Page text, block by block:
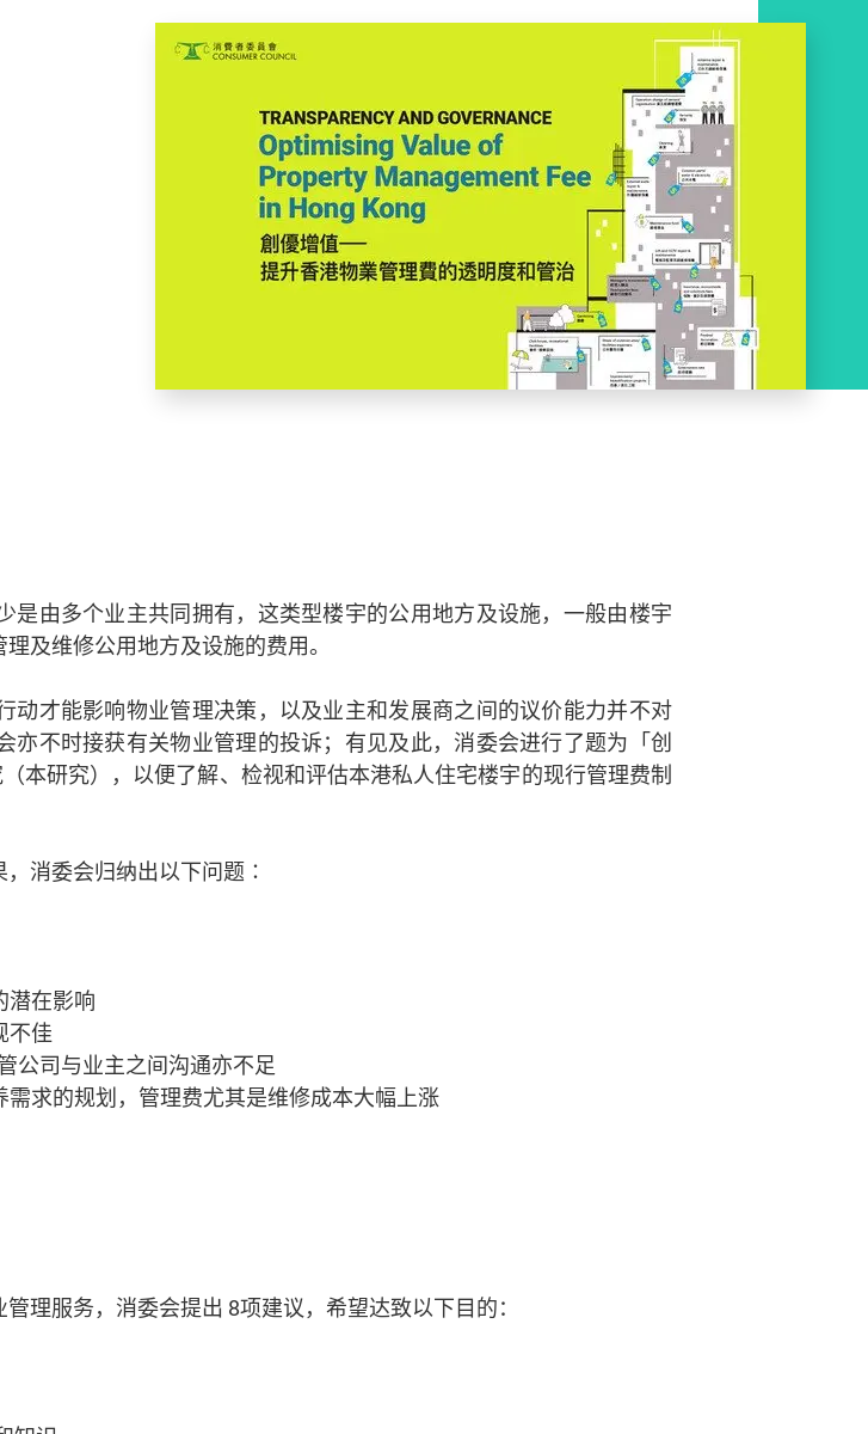
由多个业主共同拥有，这类型楼宇的公用地方及设施，一般由楼宇
及维修公用地方及设施的费用。
才能影响物业管理决策，以及业主和发展商之间的议价能力并不对
不时接获有关物业管理的投诉；有见及此，消委会进行了题为「创
本研究），以便了解、检视和评估本港私人住宅楼宇的现行管理费制
消委会归纳出以下问题∶
潜在影响
不佳
公司与业主之间沟通亦不足
求的规划，管理费尤其是维修成本大幅上涨
理服务，消委会提出 8项建议，希望达致以下目的：